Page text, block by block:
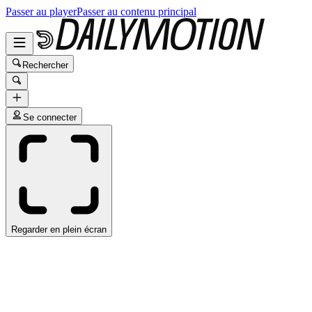
Passer au playerPasser au contenu principal
Rechercher
Se connecter
Regarder en plein écran